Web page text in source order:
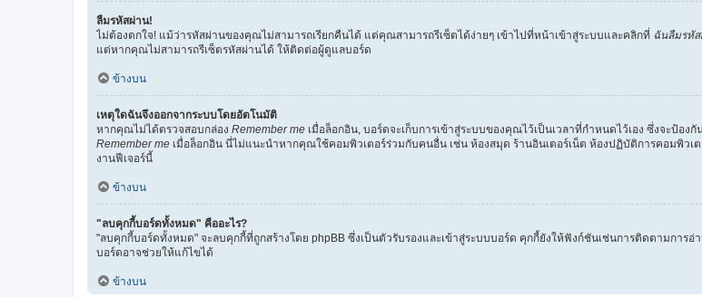
ลืมรหัสผ่าน!
ไม่ต้องตกใจ! แม้ว่ารหัสผ่านของคุณไม่สามารถเรียกคืนได้ แต่คุณสามารถรีเซ็ตได้ง่ายๆ เข้าไปที่หน้าเข้าสู่ระบบและคลิกที่ ฉันลืมรหั
แต่หากคุณไม่สามารถรีเซ็ตรหัสผ่านได้ ให้ติดต่อผู้ดูแลบอร์ด
ข้างบน
เหตุใดฉันจึงออกจากระบบโดยอัตโนมัติ
หากคุณไม่ได้ตรวจสอบกล่อง Remember me เมื่อล็อกอิน, บอร์ดจะเก็บการเข้าสู่ระบบของคุณไว้เป็นเวลาที่กำหนดไว้เอง ซึ่งจะป้อ
Remember me เมื่อล็อกอิน นี่ไม่แนะนำหากคุณใช้คอมพิวเตอร์ร่วมกับคนอื่น เช่น ห้องสมุด ร้านอินเตอร์เน็ต ห้องปฏิบัติการคอมพิว
งานฟีเจอร์นี้
ข้างบน
"ลบคุกกี้บอร์ดทั้งหมด" คืออะไร?
"ลบคุกกี้บอร์ดทั้งหมด" จะลบคุกกี้ที่ถูกสร้างโดย phpBB ซึ่งเป็นตัวรับรองและเข้าสู่ระบบบอร์ด คุกกี้ยังให้ฟังก์ชันเช่นการติดตามกา
บอร์ดอาจช่วยให้แก้ไขได้
ข้างบน